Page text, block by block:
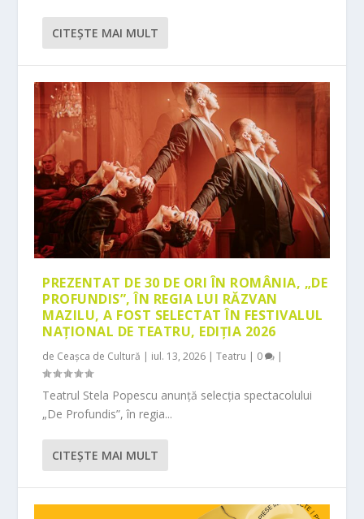
CITEŞTE MAI MULT
PREZENTAT DE 30 DE ORI ÎN ROMÂNIA, „DE
PROFUNDIS”, ÎN REGIA LUI RĂZVAN
MAZILU, A FOST SELECTAT ÎN FESTIVALUL
NAȚIONAL DE TEATRU, EDIȚIA 2026
de Ceașca de Cultură | iul. 13, 2026 |Teatru | 0 |
Teatrul Stela Popescu anunță selecția spectacolului
„De Profundis”, în regia...
CITEŞTE MAI MULT